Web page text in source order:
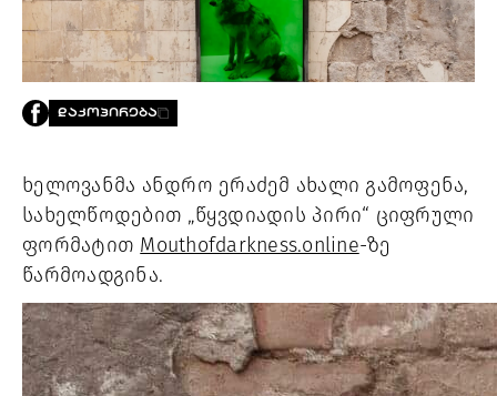
PROJECTS
TV
LIBRARY
SHOP
ᲙᲝᲜᲢᲐᲥᲢᲘ
INFO@HAMMOCKMAGAZINE.GE
ᲩᲕᲔᲜ
ᲨᲔᲡᲐᲮᲔᲑ
STUDIO
ᲓᲐᲙᲝᲞᲘᲠᲔᲑᲐ
ხელოვანმა ანდრო ერაძემ ახალი გამოფენა,
სახელწოდებით „წყვდიადის პირი“ ციფრული
ფორმატით Mouthofdarkness.online-ზე
წარმოადგინა.